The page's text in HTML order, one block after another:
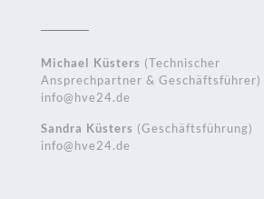
Michael Küsters (Technischer
Ansprechpartner & Geschäftsführer)
info@hve24.de
Sandra Küsters (Geschäftsführung)
info@hve24.de